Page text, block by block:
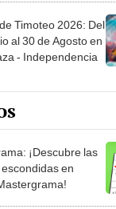
Timoteo 2026: Del
al 30 de Agosto en
- Independencia
¡Descubre las
en